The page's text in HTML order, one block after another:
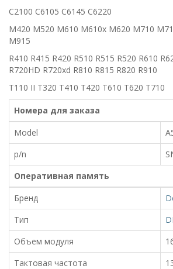
C2100 C6105 C6145 C6220
M420 M520 M610 M610x M620 M710
M915
R410 R415 R420 R510 R515 R520 R610
R720HD R720xd R810 R815 R820 R910
T110 II T320 T410 T420 T610 T620 T710
Номера для заказа
Model
p/n
Оперативная память
Бренд
Тип
Объем модуля
Тактовая частота